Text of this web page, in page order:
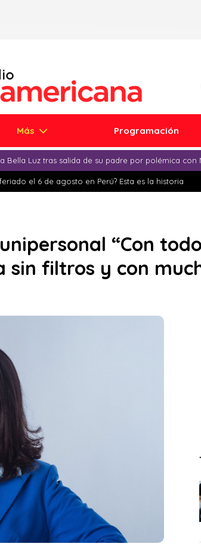
Más Programación
Bella Luz tras salida de su padre por polémica con
el 6 de agosto en Perú? Esta es la historia
“Con
filtros y con